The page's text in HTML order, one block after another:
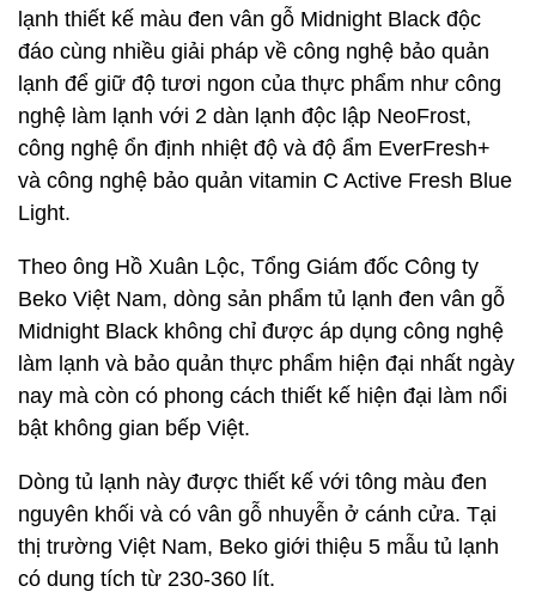
lạnh thiết kế màu đen vân gỗ Midnight Black độc
đáo cùng nhiều giải pháp về công nghệ bảo quản
lạnh để giữ độ tươi ngon của thực phẩm như công
nghệ làm lạnh với 2 dàn lạnh độc lập NeoFrost,
công nghệ ổn định nhiệt độ và độ ẩm EverFresh+
và công nghệ bảo quản vitamin C Active Fresh Blue
Light.
Theo ông Hồ Xuân Lộc, Tổng Giám đốc Công ty
Beko Việt Nam, dòng sản phẩm tủ lạnh đen vân gỗ
Midnight Black không chỉ được áp dụng công nghệ
làm lạnh và bảo quản thực phẩm hiện đại nhất ngày
nay mà còn có phong cách thiết kế hiện đại làm nổi
bật không gian bếp Việt.
Dòng tủ lạnh này được thiết kế với tông màu đen
nguyên khối và có vân gỗ nhuyễn ở cánh cửa. Tại
thị trường Việt Nam, Beko giới thiệu 5 mẫu tủ lạnh
có dung tích từ 230-360 lít.